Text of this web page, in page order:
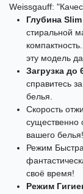
Weissgauff:
Глубина
стиральной
эту модель
Загрузка до
справитесь
белья.
Скорость
существенно
вашего белья!
Режим
своё время!
Режим